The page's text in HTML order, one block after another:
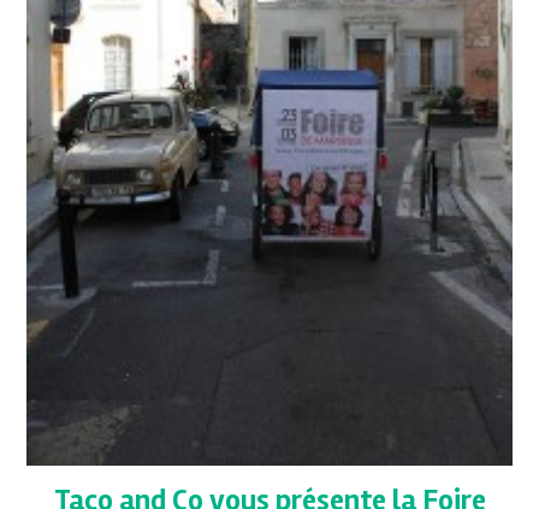
Taco and Co vous présente la Foire